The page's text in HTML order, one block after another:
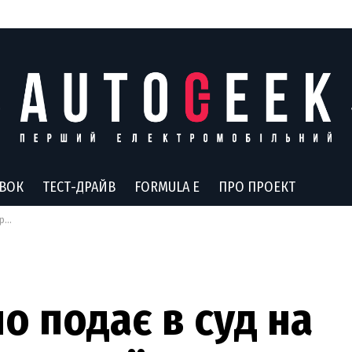
ТЕСТ-ДРАЙВ FORMULA E ПРО ПРОЕКТ
подає в суд на